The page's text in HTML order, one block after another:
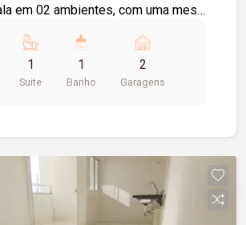
em 02 ambientes, com uma mesa
sugar, área de serviço com
social e banheiro da suíte
e armário, elevador privativo, 02
1
Suite
1
Banho
2
Garagens